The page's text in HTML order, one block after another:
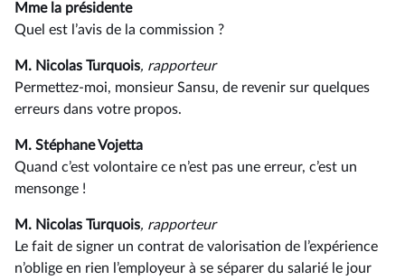
Mme la présidente
Quel est l’avis de la commission ?
M. Nicolas Turquois, rapporteur
Permettez-moi, monsieur Sansu, de revenir sur quelques
erreurs dans votre propos.
M. Stéphane Vojetta
Quand c’est volontaire ce n’est pas une erreur, c’est un
mensonge !
M. Nicolas Turquois, rapporteur
Le fait de signer un contrat de valorisation de l’expérience
n’oblige en rien l’employeur à se séparer du salarié le jour